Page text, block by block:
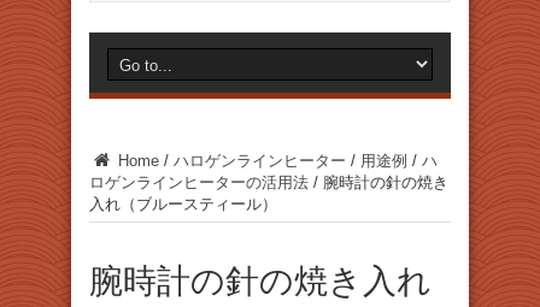
Home / ハロゲンラインヒーター / 用途例 / ハ
ロゲンラインヒーターの活用法 / 腕時計の針の焼き
入れ（ブルースティール）
腕時計の針の焼き入れ